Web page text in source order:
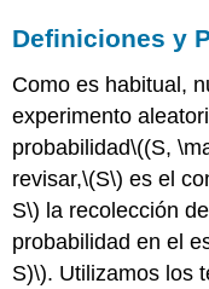
Densidades
Condicionales
teorema
de
Bayes
Ejemplos
Casos
Especiales
Definiciones y
Como es habitual,
experimento
probabilidad\((S,
revisar,\(S\) es el
S\) la recolección
probabilidad en el
S)\). Utilizamos los